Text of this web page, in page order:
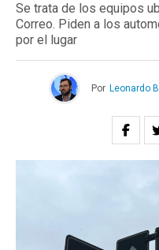
Se trata de los equipos
Correo. Piden a los
por el lugar
Por Leonardo